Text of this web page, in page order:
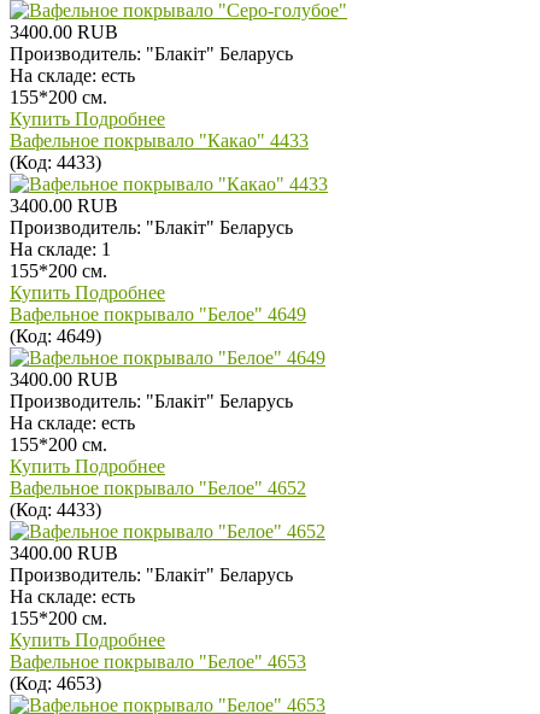
3400.00 RUB
Производитель: "Блакiт" Беларусь
На складе: есть
155*200 см.
Купить Подробнее
Вафельное покрывало "Какао" 4433
(Код: 4433)
3400.00 RUB
Производитель: "Блакiт" Беларусь
На складе: 1
155*200 см.
Купить Подробнее
Вафельное покрывало "Белое" 4649
(Код: 4649)
3400.00 RUB
Производитель: "Блакiт" Беларусь
На складе: есть
155*200 см.
Купить Подробнее
Вафельное покрывало "Белое" 4652
(Код: 4433)
3400.00 RUB
Производитель: "Блакiт" Беларусь
На складе: есть
155*200 см.
Купить Подробнее
Вафельное покрывало "Белое" 4653
(Код: 4653)